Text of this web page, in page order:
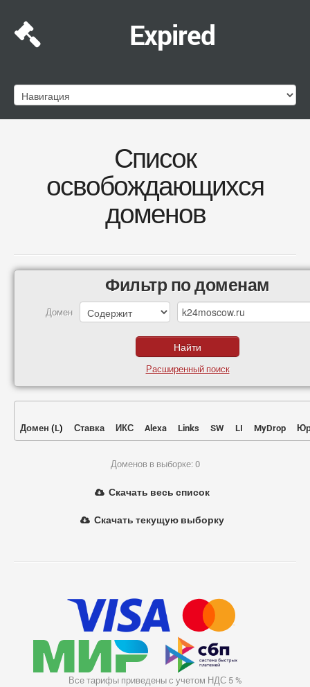
Expired
Список
освобождающихся
доменов
Фильтр по доменам
Домен
Расширенный поиск
Домен (L) Ставка ИКС Alexa Links SW LI MyDrop
Доменов в выборке: 0
Скачать весь список
Скачать текущую выборку
Все тарифы приведены с учетом НДС 5 %